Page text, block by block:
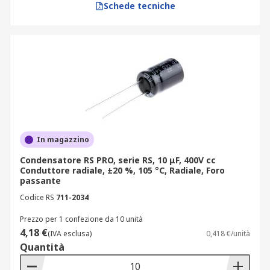
vibrazioni e temperature estreme;
telecomunicazioni e strumentazione di
misura: condensatori con bassa ESR e alta
corrente di ripple, adatti a circuiti ad alta
Criteri di scelta prima di
acquistare
La scelta del condensatore elettrolitico corretto
richiede attenzione a parametri precisi come
resistenza serie equivalente, temperatura
operativa massima, corrente di perdita e
tolleranza dichiarata, elementi che determinano
Schede tecniche
In magazzino
Condensatore RS PRO, serie RS, 10 μF, 400V cc
Conduttore radiale, ±20 %, 105 °C, Radiale, Foro
passante
Codice RS 711-2034
Prezzo per 1 confezione da 10 unità
4,18 €(IVA esclusa) 0,418 €/unità
Quantità